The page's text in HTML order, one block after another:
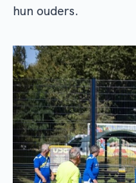
hun ouders.